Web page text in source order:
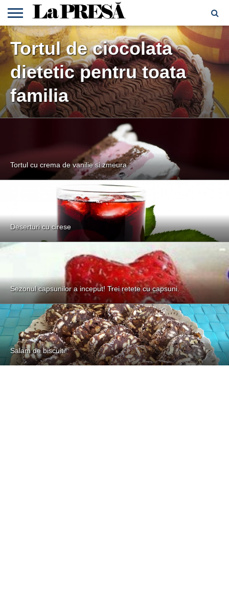
POLITICA DE
CONFIDENTIALITATE
CONTACT
STIRI
Tortul de ciocolata
dietetic pentru toata
familia
Tortul cu crema de vanilie si zmeura
Deserturi cu cirese
Sezonul capsunilor a inceput! Trei retete cu capsuni.
Salam de biscuiti!